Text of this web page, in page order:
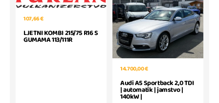
107,66 €
LJETNI KOMBI 215/75 R16 S
GUMAMA 113/111R
14.700,00 €
Audi A5 Sportback 2,0 TDI
| automatik | jamstvo |
140kW |